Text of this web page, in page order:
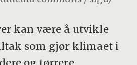
kan være å utvikle
som gjør klimaet i